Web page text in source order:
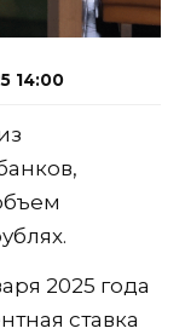
14:00
2025 года
ставка